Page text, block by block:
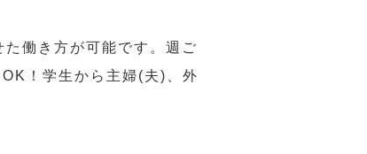
働き方が可能です。週ご
！学生から主婦(夫)、外